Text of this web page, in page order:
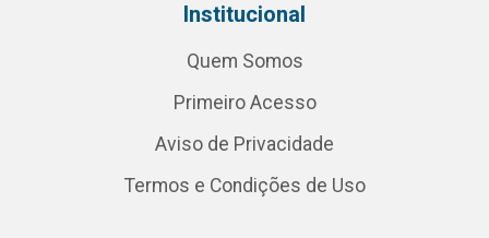
Institucional
Quem Somos
Primeiro Acesso
Aviso de Privacidade
Termos e Condições de Uso